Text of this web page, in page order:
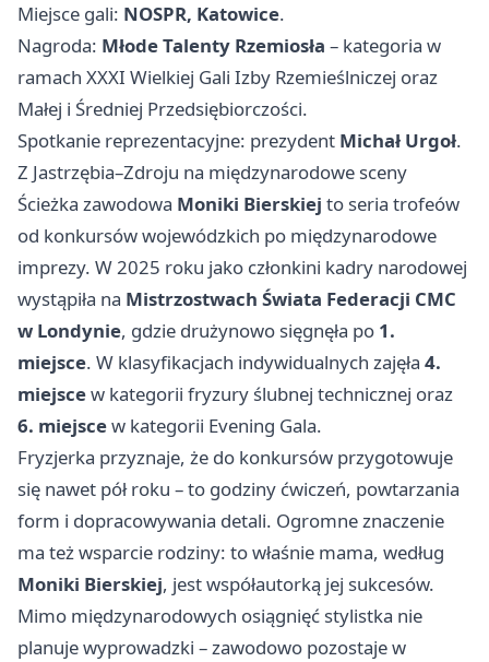
Miejsce gali: NOSPR, Katowice.
Nagroda: Młode Talenty Rzemiosła – kategoria w
ramach XXXI Wielkiej Gali Izby Rzemieślniczej oraz
Małej i Średniej Przedsiębiorczości.
Spotkanie reprezentacyjne: prezydent Michał Urgoł.
Z Jastrzębia–Zdroju na międzynarodowe sceny
Ścieżka zawodowa Moniki Bierskiej to seria trofeów
od konkursów wojewódzkich po międzynarodowe
imprezy. W 2025 roku jako członkini kadry narodowej
wystąpiła na Mistrzostwach Świata Federacji CMC
w Londynie, gdzie drużynowo sięgnęła po 1.
miejsce. W klasyfikacjach indywidualnych zajęła 4.
miejscew kategorii fryzury ślubnej technicznej oraz
6. miejscew kategorii Evening Gala.
Fryzjerka przyznaje, że do konkursów przygotowuje
się nawet pół roku – to godziny ćwiczeń, powtarzania
form i dopracowywania detali. Ogromne znaczenie
ma też wsparcie rodziny: to właśnie mama, według
Moniki Bierskiej, jest współautorką jej sukcesów.
Mimo międzynarodowych osiągnięć stylistka nie
planuje wyprowadzki – zawodowo pozostaje w